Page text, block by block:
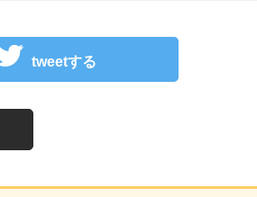
tweetする